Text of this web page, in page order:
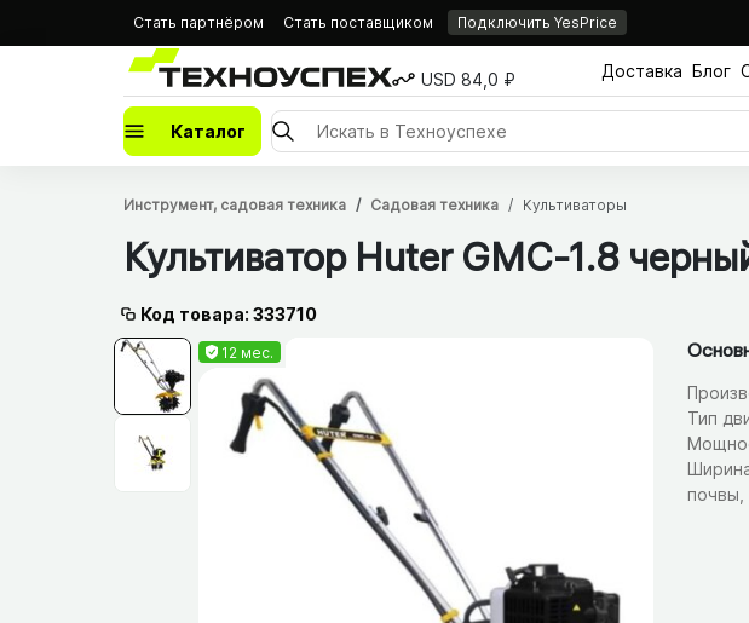
Стать партнёром Стать поставщиком Подключить YesPrice
USD 84,0 ₽ Доставка Блог
Каталог
Инструмент, садовая техника Садовая техника Культиваторы
Культиватор Huter GMC-1.8
Код товара: 333710
12 мес.
Тип
почвы,